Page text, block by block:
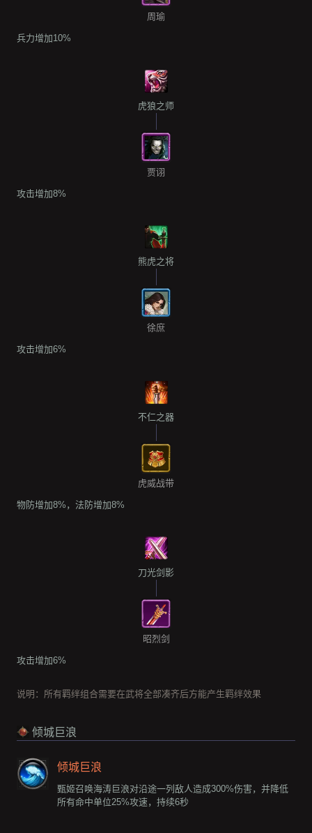
周瑜
兵力增加10%
虎狼之师
贾诩
攻击增加8%
熊虎之将
徐庶
攻击增加6%
不仁之器
虎威战带
物防增加8%，法防增加8%
刀光剑影
昭烈剑
攻击增加6%
说明：所有羁绊组合需要在武将全部凑齐后方能产生羁绊效果
倾城巨浪
倾城巨浪
甄姬召唤海涛巨浪对沿途一列敌人造成300%伤害，并降低
所有命中单位25%攻速，持续6秒